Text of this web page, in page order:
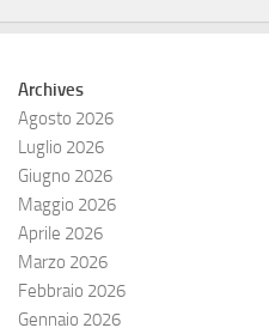
Archives
Agosto 2026
Luglio 2026
Giugno 2026
Maggio 2026
Aprile 2026
Marzo 2026
Febbraio 2026
Gennaio 2026